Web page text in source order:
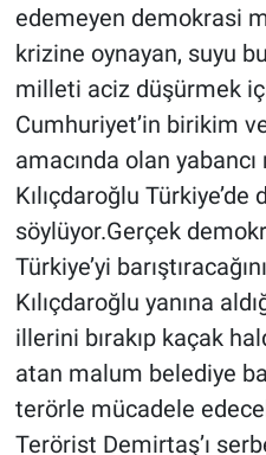
edemeyen demokrasi
krizine oynayan, suyu
milleti aciz düşürmek
Cumhuriyet’in birikim
amacında olan
Kılıçdaroğlu Türkiye’de
söylüyor.Gerçek
Türkiye’yi
Kılıçdaroğlu yanına
illerini bırakıp kaçak
atan malum belediye
terörle mücadele
Terörist Demirtaş’ı